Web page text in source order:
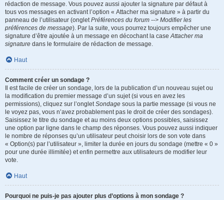
rédaction de message. Vous pouvez aussi ajouter la signature par défaut à
tous vos messages en activant l’option « Attacher ma signature » à partir du
panneau de l’utilisateur (ongletPréférences du forum --> Modifier les
préférences de message). Par la suite, vous pourrez toujours empêcher une
signature d’être ajoutée à un message en décochant la caseAttacher ma
signature dans le formulaire de rédaction de message.
Haut
Comment créer un sondage ?
Il est facile de créer un sondage, lors de la publication d’un nouveau sujet ou
la modification du premier message d’un sujet (si vous en avez les
permissions), cliquez sur l’ongletSondage sous la partie message (si vous ne
le voyez pas, vous n’avez probablement pas le droit de créer des sondages).
Saisissez le titre du sondage et au moins deux options possibles, saisissez
une option par ligne dans le champ des réponses. Vous pouvez aussi indiquer
le nombre de réponses qu’un utilisateur peut choisir lors de son vote dans
« Option(s) par l’utilisateur », limiter la durée en jours du sondage (mettre « 0 »
pour une durée illimitée) et enfin permettre aux utilisateurs de modifier leur
vote.
Haut
Pourquoi ne puis-je pas ajouter plus d’options à mon sondage ?